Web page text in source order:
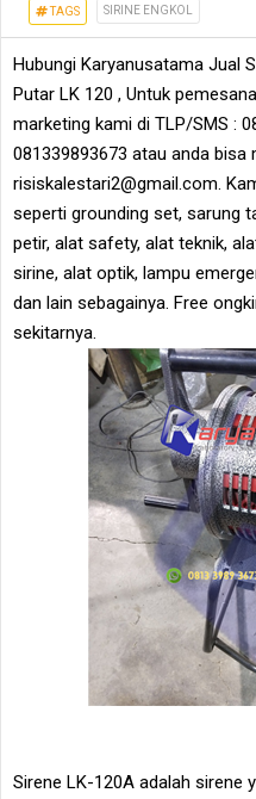
TAGS SIRINE ENGKOL
Hubungi Karyanusatama Jual
Putar LK 120 , Untuk
marketing kami di TLP/SMS :
081339893673 atau anda bisa
risiskalestari2@gmail.com.
seperti grounding set, sarung
petir, alat safety, alat teknik,
sirine, alat optik, lampu
dan lain sebagainya. Free
sekitarnya.
Sirene LK-120A adalah sirene